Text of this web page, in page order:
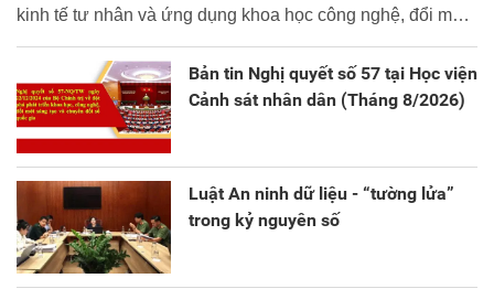
kinh tế tư nhân và ứng dụng khoa học công nghệ, đổi mới
sáng tạo và chuyển đổi số.
Bản tin Nghị quyết số 57 tại Học viện
Cảnh sát nhân dân (Tháng 8/2026)
Luật An ninh dữ liệu - “tường lửa”
trong kỷ nguyên số